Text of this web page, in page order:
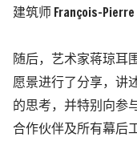
建筑师 François-
随后，艺术家蒋琼耳
愿景进行了分享，讲
的思考，并特别向参
合作伙伴及所有幕后